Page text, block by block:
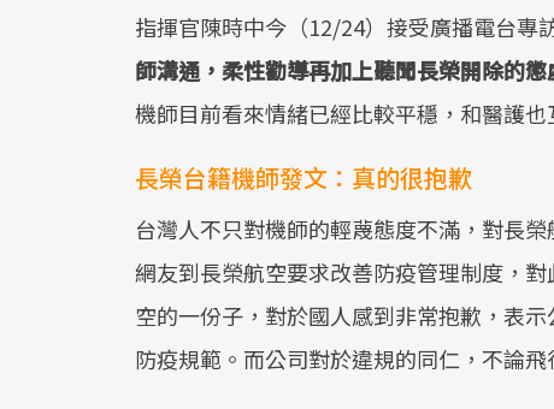
指揮官陳時中今（12/24）接受廣播電台專
師溝通，柔性勸導再加上聽聞長榮開除的
機師目前看來情緒已經比較平穩，和醫護也
長榮台籍機師發文：真的很抱歉
台灣人不只對機師的輕蔑態度不滿，對長
網友到長榮航空要求改善防疫管理制度，
空的一份子，對於國人感到非常抱歉，表
防疫規範。而公司對於違規的同仁，不論